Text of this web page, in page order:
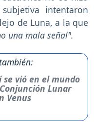
intentaron
de Luna, a la que
una mala señal".
se vió en el mundo
Lunar
Venus